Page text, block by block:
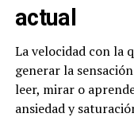
actual
La velocidad con la
generar la
leer, mirar o
ansiedad y